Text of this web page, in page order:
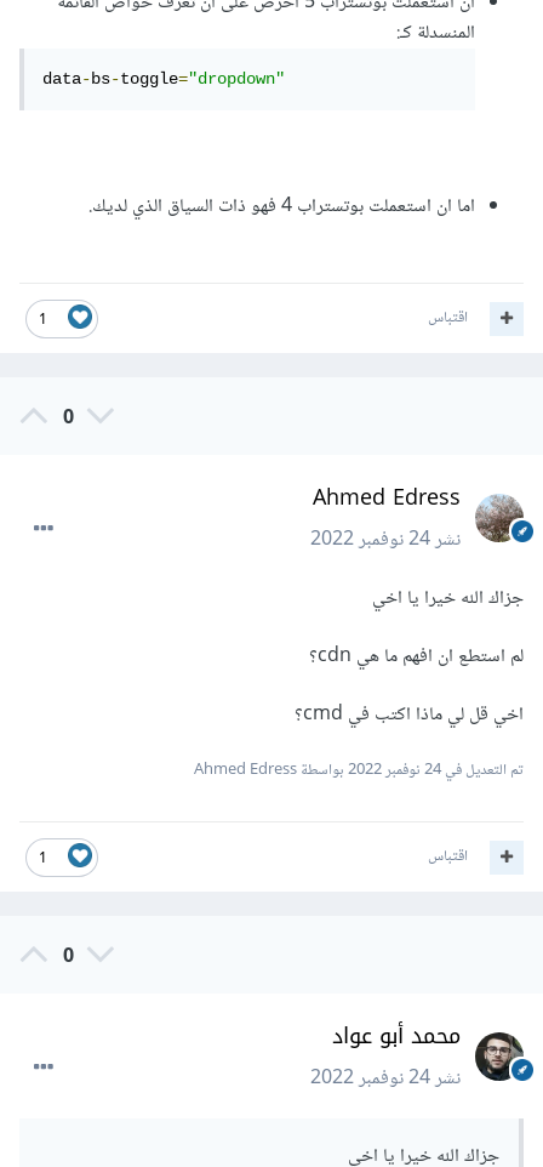
المنسدلة كـ:
data-bs-toggle="dropdown"
اما ان استعملت بوتستراب 4 فهو ذات السياق الذي لديك.
1 اقتباس
0
Ahmed Edress
نشر24 نوفمبر 2022
جزاك الله خيرا يا اخي
لم استطع ان افهم ما هي cdn؟
اخي قل لي ماذا اكتب في cmd؟
تم التعديل في24 نوفمبر 2022 بواسطة Ahmed Edress
1 اقتباس
0
محمد أبو عواد
نشر24 نوفمبر 2022
جزاك الله خيرا يا اخي